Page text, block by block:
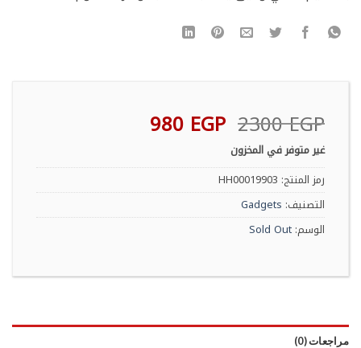
2300EGP السعر
الأصلي
هو:
2300 EGP.
980EGP السعر
الحالي
هو:
980 EGP.
غير متوفر في المخزون
رمز المنتج:HH00019903
التصنيف:Gadgets
الوسم:Sold Out
مراجعات (0)